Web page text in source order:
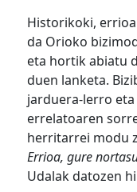
Historikoki,
da Orioko
eta hortik abiatu
duen lanketa.
jarduera-lerro
errelatoaren
herritarrei modu
Errioa, gure
Udalak datozen